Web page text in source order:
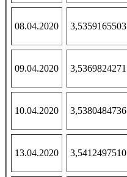
08.04.2020 3,5359165503
09.04.2020 3,5369824271
10.04.2020 3,5380484736
13.04.2020 3,5412497510